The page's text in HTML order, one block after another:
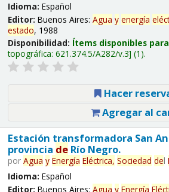
Idioma: Español
Editor: Buenos Aires: Agua y energía
estado, 1988
Disponibilidad: Ítems disponibles
topográfica: 621.374.5/A282/v.3 (1).
Hacer
Agregar al
Estación transformadora San
provincia deRío Negro.
por Agua y Energía Eléctrica, Sociedad del
Idioma: Español
Editor: Buenos Aires: Agua y Energía